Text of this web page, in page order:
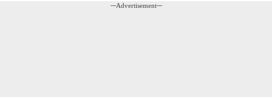
---Advertisement---